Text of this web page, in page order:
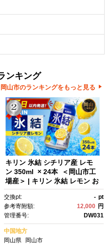
ンキング
山市のランキングをもっと見る
キリン 氷結 シチリア産 レモ
ン 350ml × 24本 ＜岡山市工
場産＞ | キリン 氷結 レモン お
ル 酒 飲料 飲み会 宅飲み 家飲
み 宴会 パーティー ケース ギフ
ト
交換pt: - pt
参考寄附額:
12,000 円
管理番号:
DW031
中国地方
岡山県
岡山市